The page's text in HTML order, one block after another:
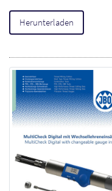
Herunterladen